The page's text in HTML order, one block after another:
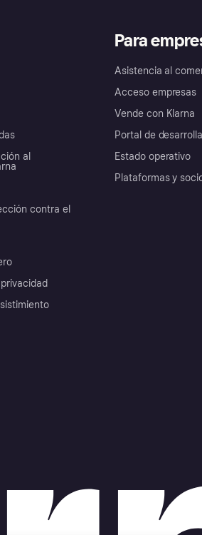
al
contra el
Para
Asistencia al
Acceso empresas
Vende con Klarna
Portal de
Estado operativo
Plataformas y